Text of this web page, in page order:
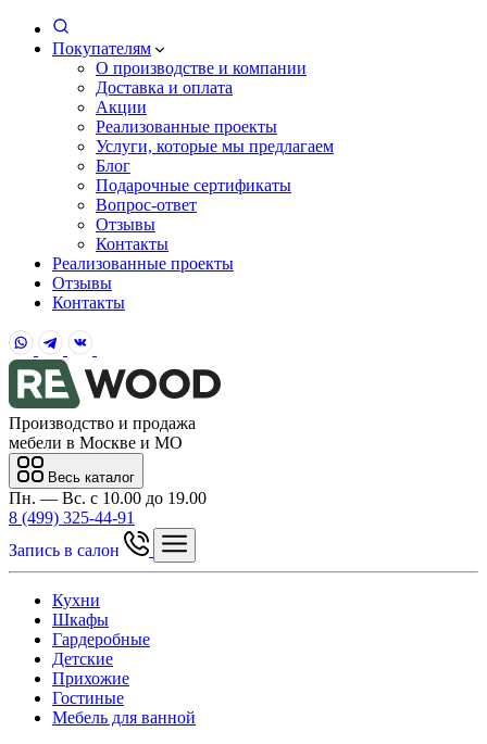
Покупателям
О производстве и компании
Доставка и оплата
Акции
Реализованные проекты
Услуги, которые мы предлагаем
Блог
Подарочные сертификаты
Вопрос-ответ
Отзывы
Контакты
Реализованные проекты
Отзывы
Контакты
Производство и продажа
мебели в Москве и МО
Весь каталог
Пн. — Вс. с 10.00 до 19.00
8 (499) 325-44-91
Запись в салон
Кухни
Шкафы
Гардеробные
Детские
Прихожие
Гостиные
Мебель для ванной